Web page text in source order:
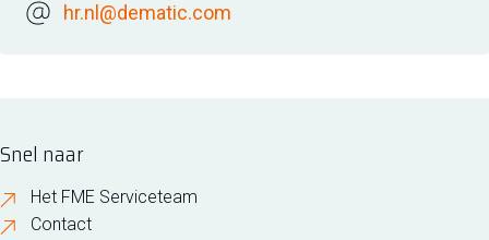
hr.nl@dematic.com
Snel naar
Het FME Serviceteam
Contact